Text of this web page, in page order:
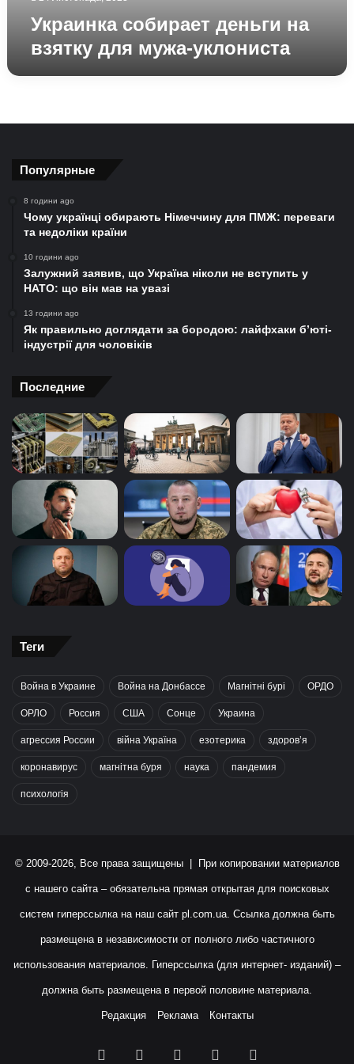
Украинка собирает деньги на
взятку для мужа-уклониста
Популярные
8 години ago
Чому українці обирають Німеччину для ПМЖ: переваги
та недоліки країни
10 години ago
Залужний заявив, що Україна ніколи не вступить у
НАТО: що він мав на увазі
13 години ago
Як правильно доглядати за бородою: лайфхаки б’юті-
індустрії для чоловіків
Последние
Теги
Война в Украине Война на Донбассе Магнітні бурі ОРДО
ОРЛО Россия США Сонце Украина
агрессия России війна Україна езотерика здоров’я
коронавирус магнітна буря наука пандемия
психологія
© 2009-2026, Все права защищены | При копировании материалов
с нашего сайта – обязательна прямая открытая для поисковых
систем гиперссылка на наш сайт pl.com.ua. Ссылка должна быть
размещена в независимости от полного либо частичного
использования материалов. Гиперссылка (для интернет- изданий) –
должна быть размещена в первой половине материала.
Редакция Реклама Контакты
Facebook YouTubeInstagram